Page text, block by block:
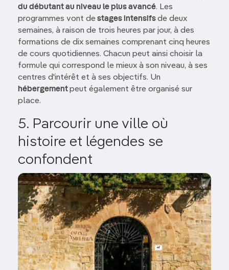
du débutant au niveau le plus avancé. Les
programmes vont destages intensifsde deux
semaines, à raison de trois heures par jour, à des
formations de dix semaines comprenant cinq heures
de cours quotidiennes. Chacun peut ainsi choisir la
formule qui correspond le mieux à son niveau, à ses
centres d'intérêt et à ses objectifs. Un
hébergementpeut également être organisé sur
place.
5. Parcourir une ville où
histoire et légendes se
confondent
Image